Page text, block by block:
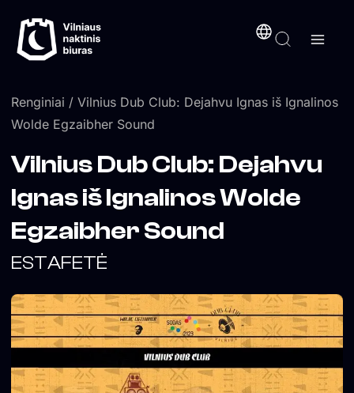
prie
turinio
Renginiai / Vilnius Dub Club: Dejahvu Ignas iš Ignalinos
Wolde Egzaibher Sound
Vilnius Dub Club: Dejahvu
Ignas iš Ignalinos Wolde
Egzaibher Sound
ESTAFETĖ